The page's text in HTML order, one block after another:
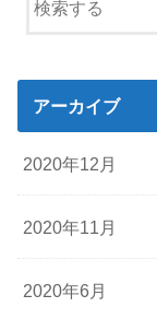
アーカイブ
2020年12月
2020年11月
2020年6月